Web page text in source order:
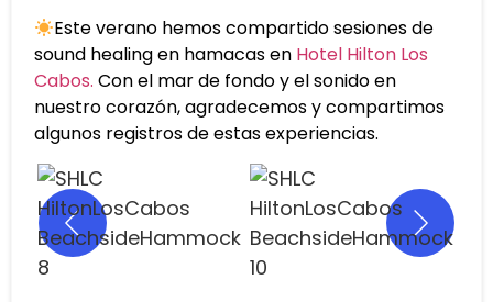
Este verano hemos compartido sesiones de
sound healing en hamacas en Hotel Hilton Los
Cabos. Con el mar de fondo y el sonido en
nuestro corazón, agradecemos y compartimos
algunos registros de estas experiencias.